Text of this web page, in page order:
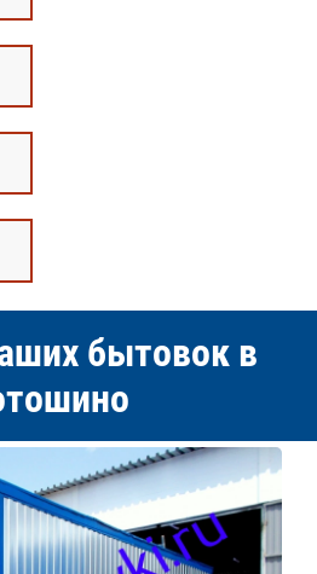
бытовок в